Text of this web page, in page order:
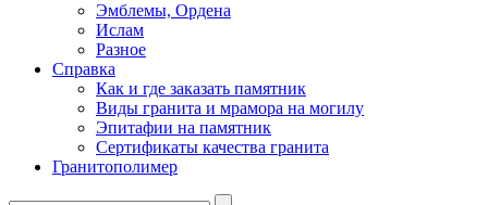
Эмблемы, Ордена
Ислам
Разное
Справка
Как и где заказать памятник
Виды гранита и мрамора на могилу
Эпитафии на памятник
Сертификаты качества гранита
Гранитополимер